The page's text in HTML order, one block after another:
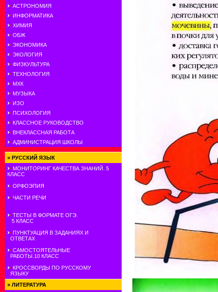
АСТРОНОМИЯ
ИНФОРМАТИКА
ХИМИЯ
ОБЖ
ЭКОНОМИКА
ЭКОЛОГИЯ
ФИЗКУЛЬТУРА
ТЕХНОЛОГИЯ
МХК
МУЗЫКА
ИЗО
ПСИХОЛОГИЯ
КЛАССНОЕ РУКОВОДСТВО
ВНЕКЛАССНАЯ РАБОТА
АДМИНИСТРАЦИЯ ШКОЛЫ
» РУССКИЙ ЯЗЫК
МОНИТОРИНГ КАЧЕСТВА ЗНАНИЙ. 5
КЛАСС
ОРФОЭПИЯ
ЧАСТИ РЕЧИ
ТЕСТЫ В ФОРМАТЕ ОГЭ.
5 КЛАСС
ПУНКТУАЦИЯ В ЗАДАНИЯХ И
ОТВЕТАХ
САМОСТОЯТЕЛЬНЫЕ
РАБОТЫ.10 КЛАСС
КРОССВОРДЫ ПО РУССКОМУ
ЯЗЫКУ
» ЛИТЕРАТУРА